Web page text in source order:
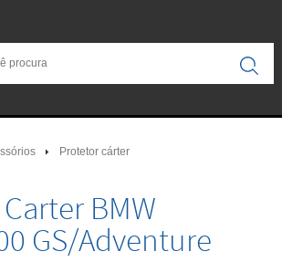
Protetor cárter
BMW
GS/Adventure